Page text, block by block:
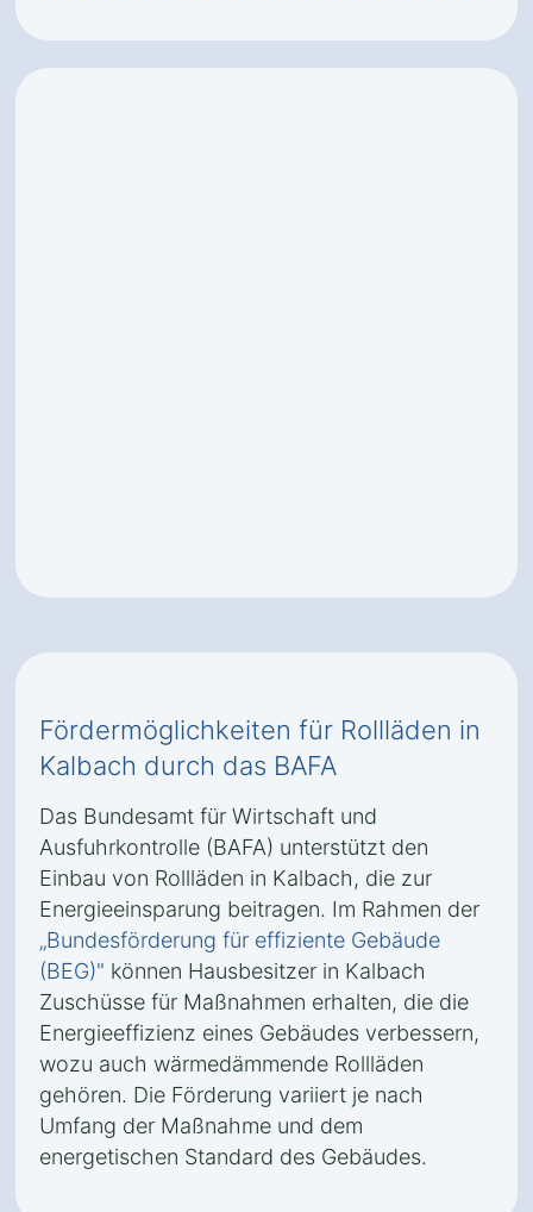
Fördermöglichkeiten für Rollläden in
Kalbach durch das BAFA
Das Bundesamt für Wirtschaft und
Ausfuhrkontrolle (BAFA) unterstützt den
Einbau von Rollläden in Kalbach, die zur
Energieeinsparung beitragen. Im Rahmen der
„Bundesförderung für effiziente Gebäude
(BEG)" können Hausbesitzer in Kalbach
Zuschüsse für Maßnahmen erhalten, die die
Energieeffizienz eines Gebäudes verbessern,
wozu auch wärmedämmende Rollläden
gehören. Die Förderung variiert je nach
Umfang der Maßnahme und dem
energetischen Standard des Gebäudes.